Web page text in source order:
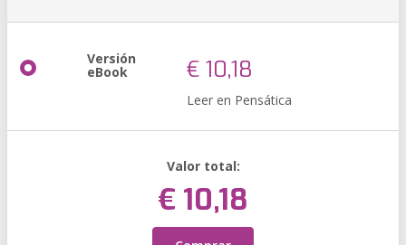
Versión
eBook € 10,18
Leer en Pensática
Valor total:
€ 10,18